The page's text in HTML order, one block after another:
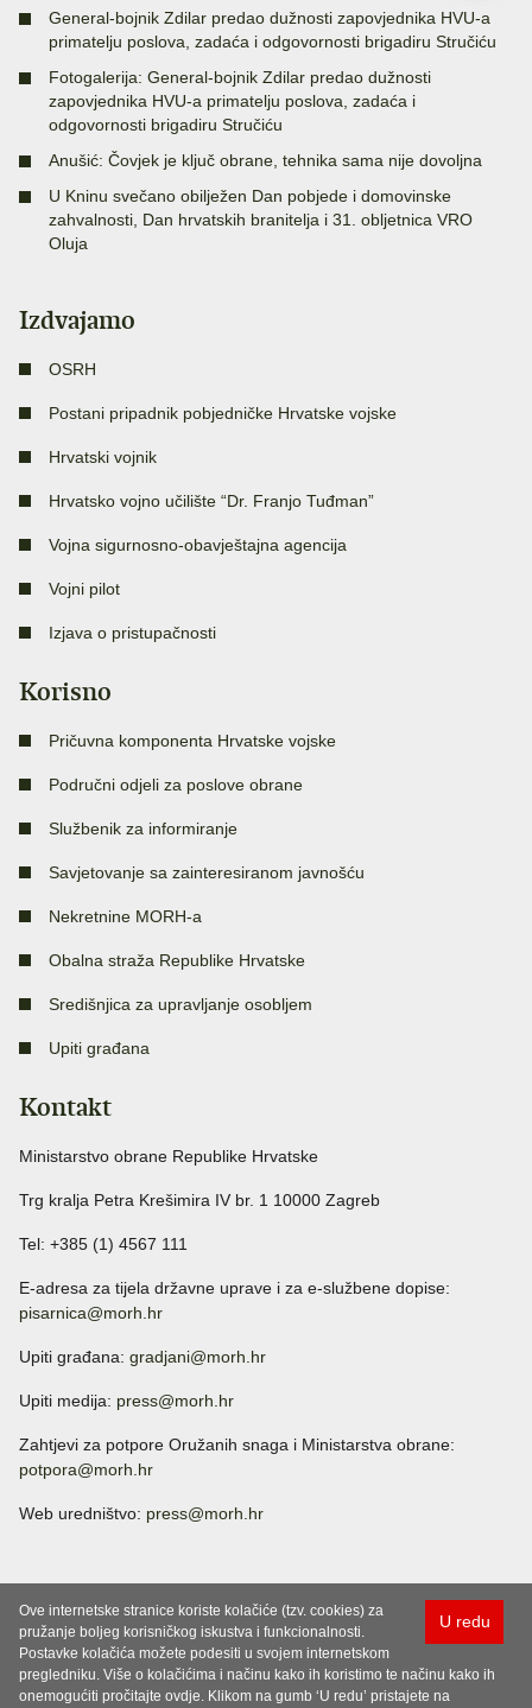
General-bojnik Zdilar predao dužnosti zapovjednika HVU-a
primatelju poslova, zadaća i odgovornosti brigadiru Stručiću
Fotogalerija: General-bojnik Zdilar predao dužnosti
zapovjednika HVU-a primatelju poslova, zadaća i
odgovornosti brigadiru Stručiću
Anušić: Čovjek je ključ obrane, tehnika sama nije dovoljna
U Kninu svečano obilježen Dan pobjede i domovinske
zahvalnosti, Dan hrvatskih branitelja i 31. obljetnica VRO
Oluja
Izdvajamo
OSRH
Postani pripadnik pobjedničke Hrvatske vojske
Hrvatski vojnik
Hrvatsko vojno učilište “Dr. Franjo Tuđman”
Vojna sigurnosno-obavještajna agencija
Vojni pilot
Izjava o pristupačnosti
Korisno
Pričuvna komponenta Hrvatske vojske
Područni odjeli za poslove obrane
Službenik za informiranje
Savjetovanje sa zainteresiranom javnošću
Nekretnine MORH-a
Obalna straža Republike Hrvatske
Središnjica za upravljanje osobljem
Upiti građana
Kontakt
Ministarstvo obrane Republike Hrvatske
Trg kralja Petra Krešimira IV br. 1 10000 Zagreb
Tel: +385 (1) 4567 111
E-adresa za tijela državne uprave i za e-službene dopise:
pisarnica@morh.hr
Upiti građana: gradjani@morh.hr
Upiti medija: press@morh.hr
Zahtjevi za potpore Oružanih snaga i Ministarstva obrane:
potpora@morh.hr
Web uredništvo: press@morh.hr
U redu
Ove internetske stranice koriste kolačiće (tzv. cookies) za
pružanje boljeg korisničkog iskustva i funkcionalnosti.
Postavke kolačića možete podesiti u svojem internetskom
pregledniku. Više o kolačićima i načinu kako ih koristimo te načinu kako ih
onemogućiti pročitajte ovdje. Klikom na gumb ‘U redu’ pristajete na